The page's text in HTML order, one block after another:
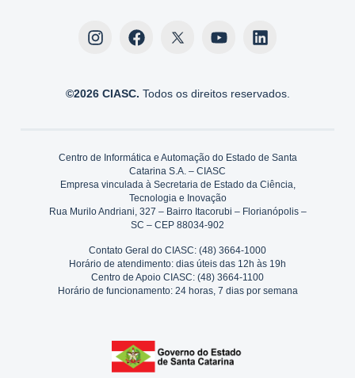
©2026 CIASC. Todos os direitos reservados.
Centro de Informática e Automação do Estado de Santa
Catarina S.A. – CIASC
Empresa vinculada à Secretaria de Estado da Ciência,
Tecnologia e Inovação
Rua Murilo Andriani, 327 – Bairro Itacorubi – Florianópolis –
SC – CEP 88034-902
Contato Geral do CIASC: (48) 3664-1000
Horário de atendimento: dias úteis das 12h às 19h
Centro de Apoio CIASC: (48) 3664-1100
Horário de funcionamento: 24 horas, 7 dias por semana